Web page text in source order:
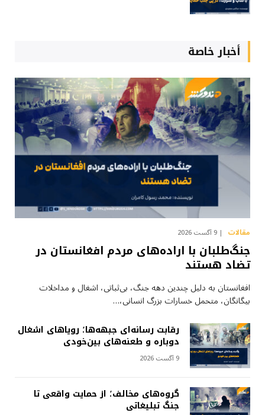
أخبار خاصة
مقالات 9 آگست 2026
جنگ‌طلبان با اراده‌های مردم افغانستان در
تضاد هستند
افغانستان به دلیل چندین دهه جنگ، بی‌ثباتی، اشغال و مداخلات
بیگانگان، متحمل خسارات بزرگ انسانی،…
رقابت رسانه‌ای جبهه‌ها؛ رویاهای اشغال
دوباره و طعنه‌های بین‌خودی
9 آگست 2026
گروه‌های مخالف؛ از حمایت واقعی تا
جنگ تبلیغاتی